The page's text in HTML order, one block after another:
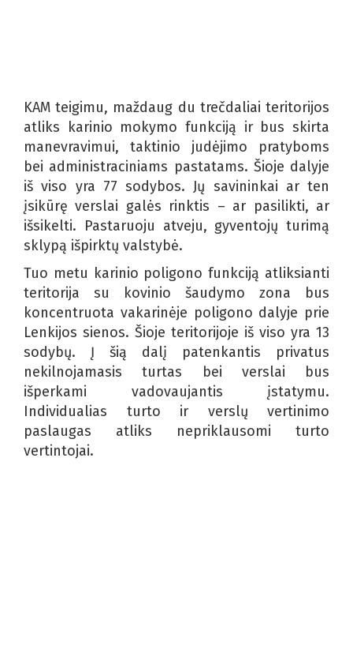
KAM teigimu, maždaug du trečdaliai teritorijos
atliks karinio mokymo funkciją ir bus skirta
manevravimui, taktinio judėjimo pratyboms
bei administraciniams pastatams. Šioje dalyje
iš viso yra 77 sodybos. Jų savininkai ar ten
įsikūrę verslai galės rinktis – ar pasilikti, ar
išsikelti. Pastaruoju atveju, gyventojų turimą
sklypą išpirktų valstybė.
Tuo metu karinio poligono funkciją atliksianti
teritorija su kovinio šaudymo zona bus
koncentruota vakarinėje poligono dalyje prie
Lenkijos sienos. Šioje teritorijoje iš viso yra 13
sodybų. Į šią dalį patenkantis privatus
nekilnojamasis turtas bei verslai bus
išperkami vadovaujantis įstatymu.
Individualias turto ir verslų vertinimo
paslaugas atliks nepriklausomi turto
vertintojai.